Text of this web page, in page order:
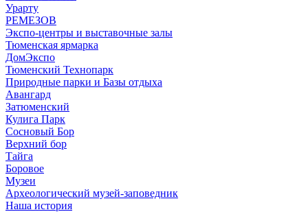
Урарту
РЕМЕЗОВ
Экспо-центры и выставочные залы
Тюменская ярмарка
ДомЭкспо
Тюменский Технопарк
Природные парки и Базы отдыха
Авангард
Затюменский
Кулига Парк
Сосновый Бор
Верхний бор
Тайга
Боровое
Музеи
Археологический музей-заповедник
Наша история